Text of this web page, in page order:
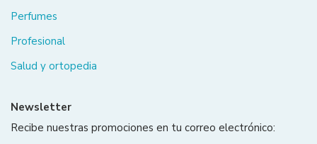
Perfumes
Profesional
Salud y ortopedia
Newsletter
Recibe nuestras promociones en tu correo electrónico: